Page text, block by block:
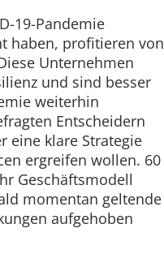
19-Pandemie
haben, profitieren von
Unternehmen
und sind besser
weiterhin
Entscheidern
eine klare Strategie
ergreifen wollen. 60
Geschäftsmodell
momentan geltende
aufgehoben